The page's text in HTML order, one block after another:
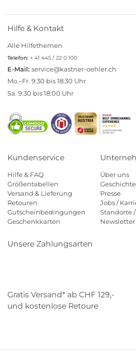
Hilfe & Kontakt
Alle Hilfethemen
Telefon: + 41 445 / 22 0 100
E-Mail: service@kastner-oehler.ch
Mo.–Fr. 9:30 bis 18:30 Uhr
Sa. 9:30 bis 18:00 Uhr
Kundenservice
Hilfe & FAQ
Größentabellen
Versand & Lieferung
Retouren
Gutscheinbedingungen
Geschenkkarten
Über uns
Geschichte
Presse
Jobs /
Standorte
Newsletter
Unsere Zahlungsarten
Gratis Versand* ab CHF 129,-
und kostenlose Retoure